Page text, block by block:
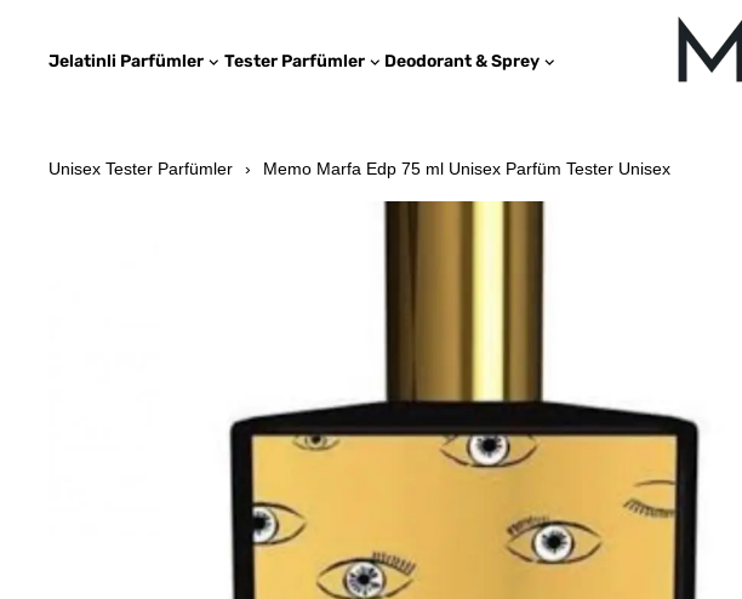
Jelatinli Parfümler Tester Parfümler Deodorant & Sprey
Unisex Tester Parfümler Memo Marfa Edp 75 ml Unisex Parfüm Tester Unisex